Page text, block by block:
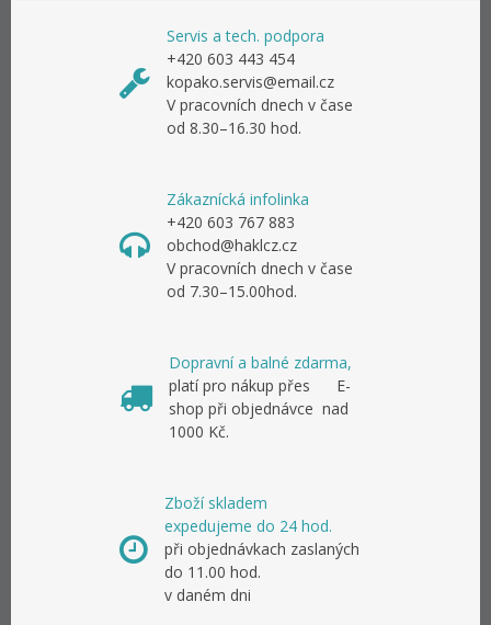
Servis a tech. podpora
+420 603 443 454
kopako.servis@email.cz
V pracovních dnech v čase
od 8.30–16.30 hod.
Zákaznícká infolinka
+420 603 767 883
obchod@haklcz.cz
V pracovních dnech v čase
od 7.30–15.00hod.
Dopravní a balné zdarma,
platí pro nákup přes E-
shop při objednávce nad
1000 Kč.
Zboží skladem
expedujeme do 24 hod.
při objednávkach zaslaných
do 11.00 hod.
v daném dni